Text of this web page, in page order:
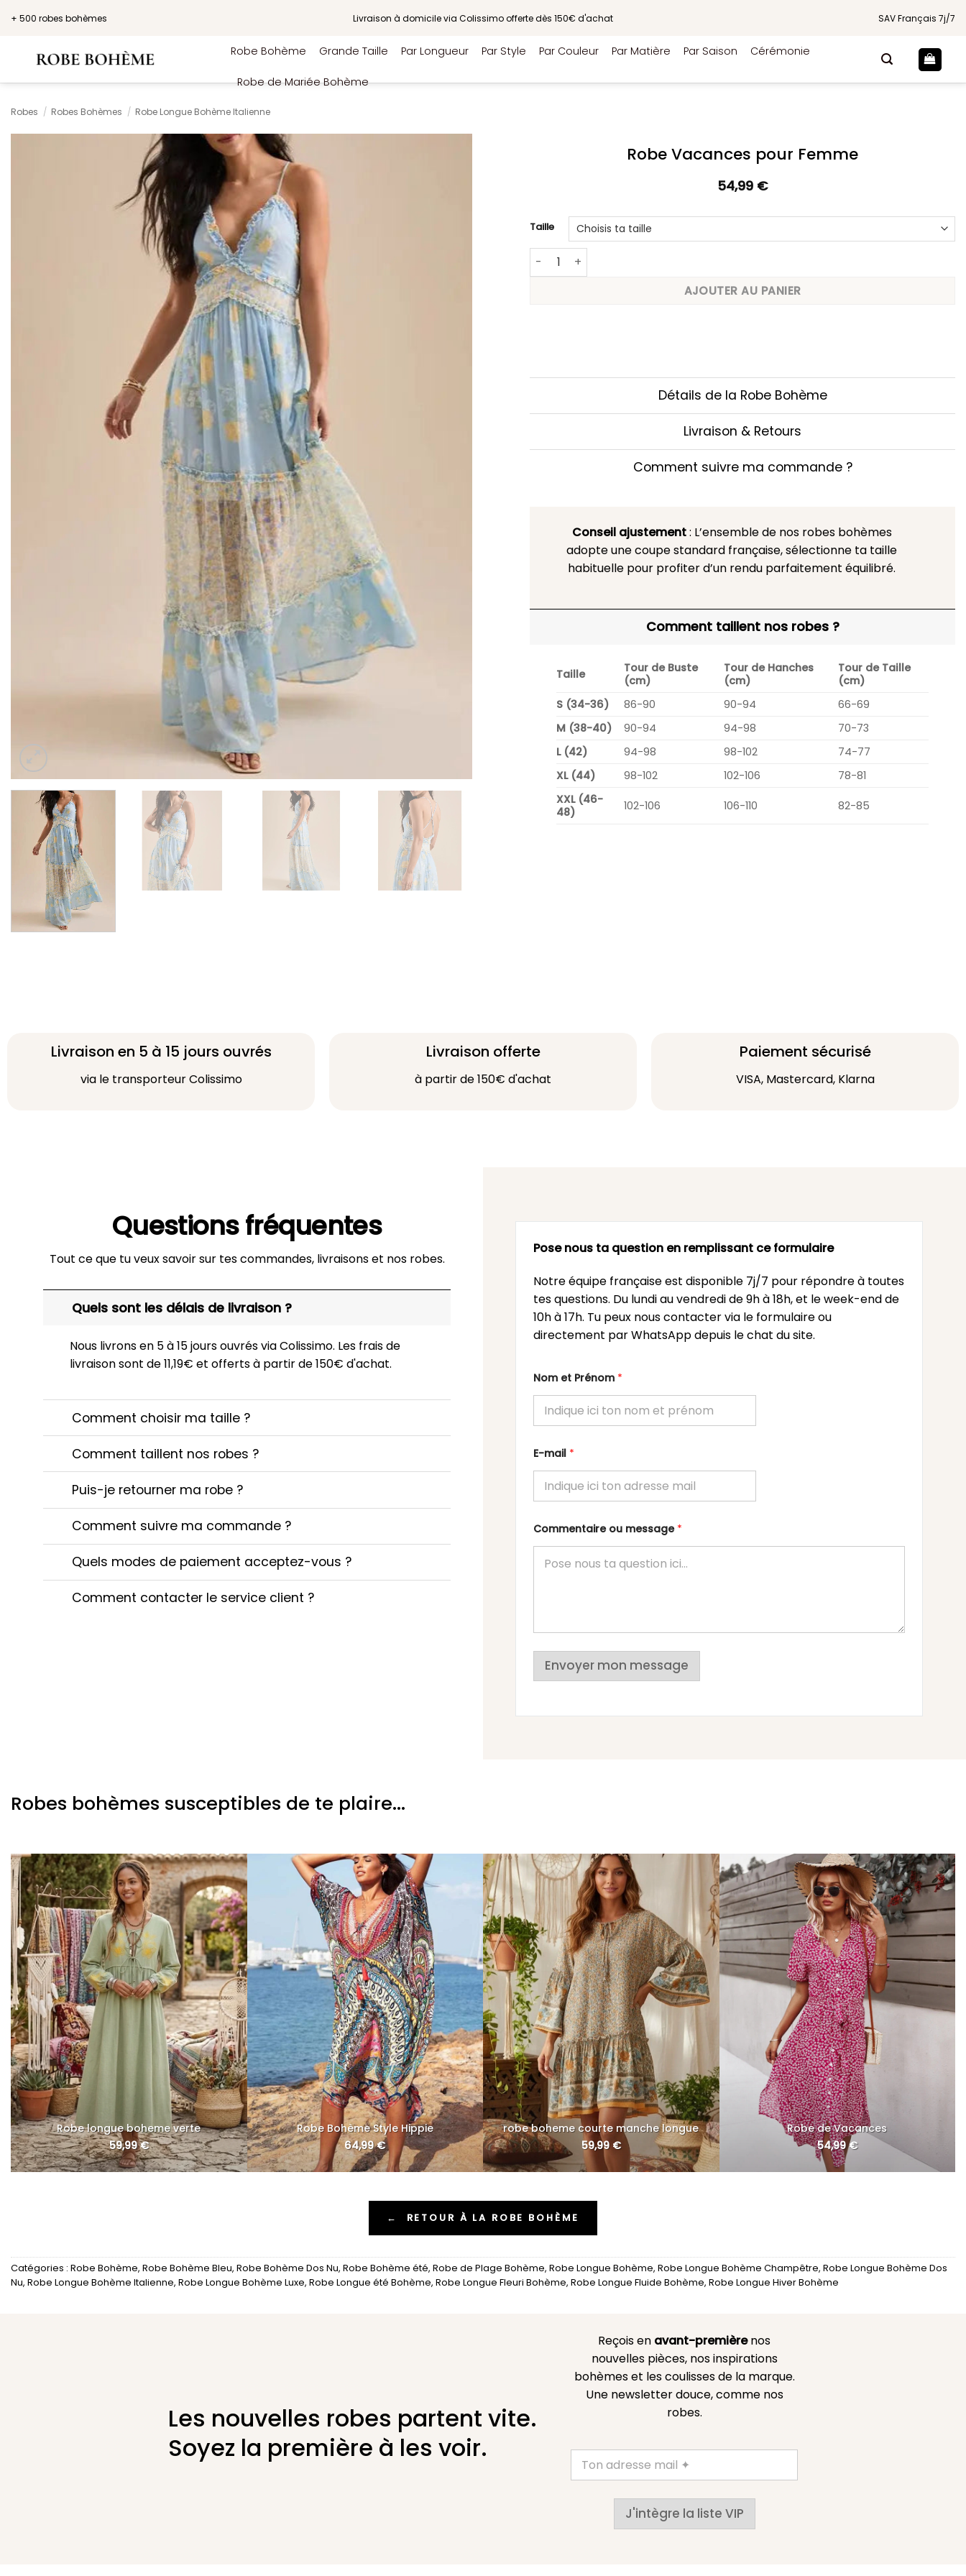
+ 500 robes bohèmes Livraison à domicile via Colissimo offerte dès 150€ d'achat SAV Français 7j/7
Robe Bohème Grande Taille Par Longueur Par Style Par Couleur Par Matière Par Saison Cérémonie
Robe de Mariée Bohème
Robes / Robes Bohèmes / Robe Longue Bohème Italienne
Robe Vacances pour Femme
54,99 €
Taille
quantité de Robe Vacances pour Femme
AJOUTER AU PANIER
Détails de la Robe Bohème
Livraison & Retours
Comment suivre ma commande ?
Conseil ajustement: L’ensemble de nos robes bohèmes
adopte une coupe standard française, sélectionne ta taille
habituelle pour profiter d’un rendu parfaitement équilibré.
Comment taillent nos robes ?
Taille
Tour de Buste
(cm)
Tour de Hanches
(cm)
Tour de Taille
(cm)
S (34-36)
86-90 90-94
66-69
M (38-40)
90-94 94-98
70-73
L (42)
94-98 98-102
74-77
XL (44)
98-102 102-106
78-81
XXL (46-
48)
102-106 106-110 82-85
Livraison en 5 à 15 jours ouvrés
via le transporteur Colissimo
Livraison offerte
à partir de 150€ d'achat
Paiement sécurisé
VISA, Mastercard, Klarna
Questions fréquentes
Tout ce que tu veux savoir sur tes commandes, livraisons et nos robes.
Quels sont les délais de livraison ?
Nous livrons en 5 à 15 jours ouvrés via Colissimo. Les frais de
livraison sont de 11,19€ et offerts à partir de 150€ d'achat.
Comment choisir ma taille ?
Comment taillent nos robes ?
Puis-je retourner ma robe ?
Comment suivre ma commande ?
Quels modes de paiement acceptez-vous ?
Comment contacter le service client ?
Pose nous ta question en remplissant ce formulaire
Notre équipe française est disponible 7j/7 pour répondre à toutes
tes questions. Du lundi au vendredi de 9h à 18h, et le week-end de
10h à 17h. Tu peux nous contacter via le formulaire ou
directement par WhatsApp depuis le chat du site.
Nom et Prénom *
E-mail *
Commentaire ou message *
Envoyer mon message
Robes bohèmes susceptibles de te plaire...
Robe longue boheme verte
59,99€
Robe Bohème Style Hippie
64,99€
robe boheme courte manche longue
59,99 €
Robe de Vacances
54,99€
← RETOUR À LA ROBE BOHÈME
Catégories : Robe Bohème, Robe Bohème Bleu, Robe Bohème Dos Nu, Robe Bohème été, Robe de Plage Bohème, Robe Longue Bohème, Robe Longue Bohème Champêtre, Robe Longue Bohème Dos
Nu, Robe Longue Bohème Italienne, Robe Longue Bohème Luxe, Robe Longue été Bohème, Robe Longue Fleuri Bohème, Robe Longue Fluide Bohème, Robe Longue Hiver Bohème
Les nouvelles robes partent vite.
Soyez la première à les voir.
Reçois en avant-premièrenos
nouvelles pièces, nos inspirations
bohèmes et les coulisses de la marque.
Une newsletter douce, comme nos
robes.
J'intègre la liste VIP